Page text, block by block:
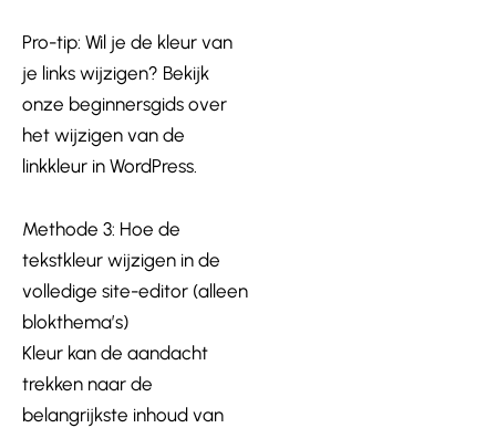
Pro-tip: Wil je de kleur van
je links wijzigen? Bekijk
onze beginnersgids over
het wijzigen van de
linkkleur in WordPress.
Methode 3: Hoe de
tekstkleur wijzigen in de
volledige site-editor (alleen
blokthema’s)
Kleur kan de aandacht
trekken naar de
belangrijkste inhoud van